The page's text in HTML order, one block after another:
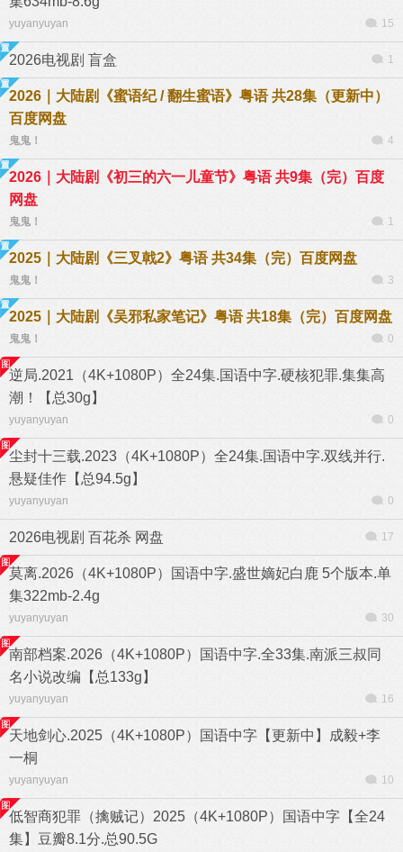
yuyanyuyan 15
2026电视剧 盲盒 1
2026｜大陆剧《蜜语纪 / 翻生蜜语》粤语 共28集（更新中）
百度网盘
鬼鬼！ 4
2026｜大陆剧《初三的六一儿童节》粤语 共9集（完）百度
网盘
鬼鬼！ 1
2025｜大陆剧《三叉戟2》粤语 共34集（完）百度网盘
鬼鬼！ 3
2025｜大陆剧《吴邪私家笔记》粤语 共18集（完）百度网盘
鬼鬼！ 0
逆局.2021（4K+1080P）全24集.国语中字.硬核犯罪.集集高
潮！【总30g】
yuyanyuyan 0
尘封十三载.2023（4K+1080P）全24集.国语中字.双线并行.
悬疑佳作【总94.5g】
yuyanyuyan 0
2026电视剧 百花杀 网盘 17
莫离.2026（4K+1080P）国语中字.盛世嫡妃白鹿 5个版本.单
集322mb-2.4g
yuyanyuyan 30
南部档案.2026（4K+1080P）国语中字.全33集.南派三叔同
名小说改编【总133g】
yuyanyuyan 16
天地剑心.2025（4K+1080P）国语中字【更新中】成毅+李
一桐
yuyanyuyan 10
低智商犯罪（擒贼记）2025（4K+1080P）国语中字【全24
集】豆瓣8.1分.总90.5G